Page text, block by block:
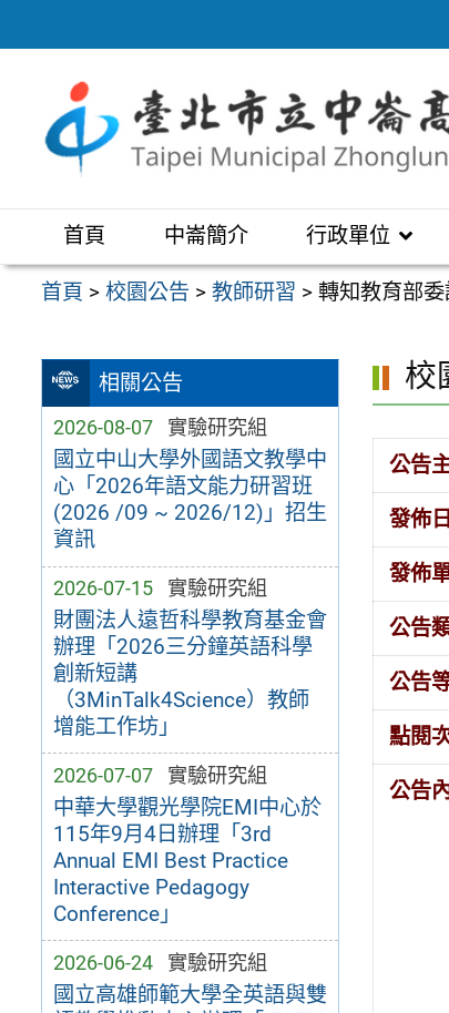
至
區
首頁 中崙簡介 行政單位
首頁 >校園公告 >教師研習 >轉知教育部
相關公告
2026-08-07 實驗研究組
國立中山大學外國語文教學中
心「2026年語文能力研習班
(2026 /09 ~ 2026/12)」招生
資訊
2026-07-15 實驗研究組
財團法人遠哲科學教育基金會
辦理「2026三分鐘英語科學
創新短講
（3MinTalk4Science）教師
增能工作坊」
2026-07-07 實驗研究組
中華大學觀光學院EMI中心於
115年9月4日辦理「3rd
Annual EMI Best Practice
Interactive Pedagogy
Conference」
2026-06-24 實驗研究組
國立高雄師範大學全英語與雙
校
公告
發佈
發佈
公告
公告
點閱
公告